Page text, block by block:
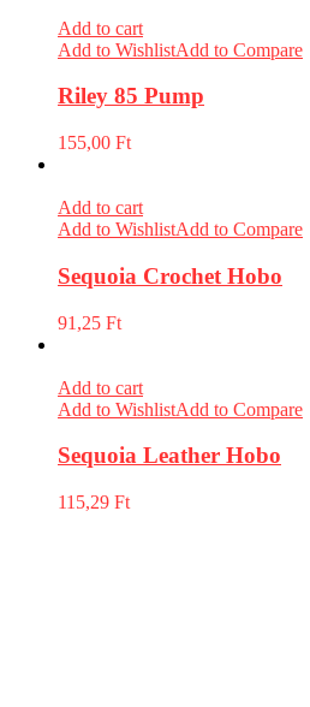
Add to cart
Add to WishlistAdd to Compare
Riley 85 Pump
155,00 Ft
Add to cart
Add to WishlistAdd to Compare
Sequoia Crochet Hobo
91,25 Ft
Add to cart
Add to WishlistAdd to Compare
Sequoia Leather Hobo
115,29 Ft